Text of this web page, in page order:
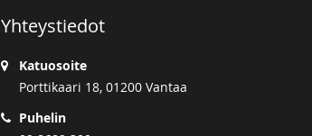
Yhteystiedot
Katuosoite
Porttikaari 18, 01200 Vantaa
Puhelin